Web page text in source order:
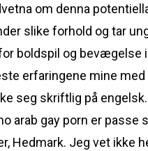
om denna
slike forhold og tar
boldspil og bevægelse
erfaringene mine
seg skriftlig på
arab gay porn er
Hedmark. Jeg vet ikke